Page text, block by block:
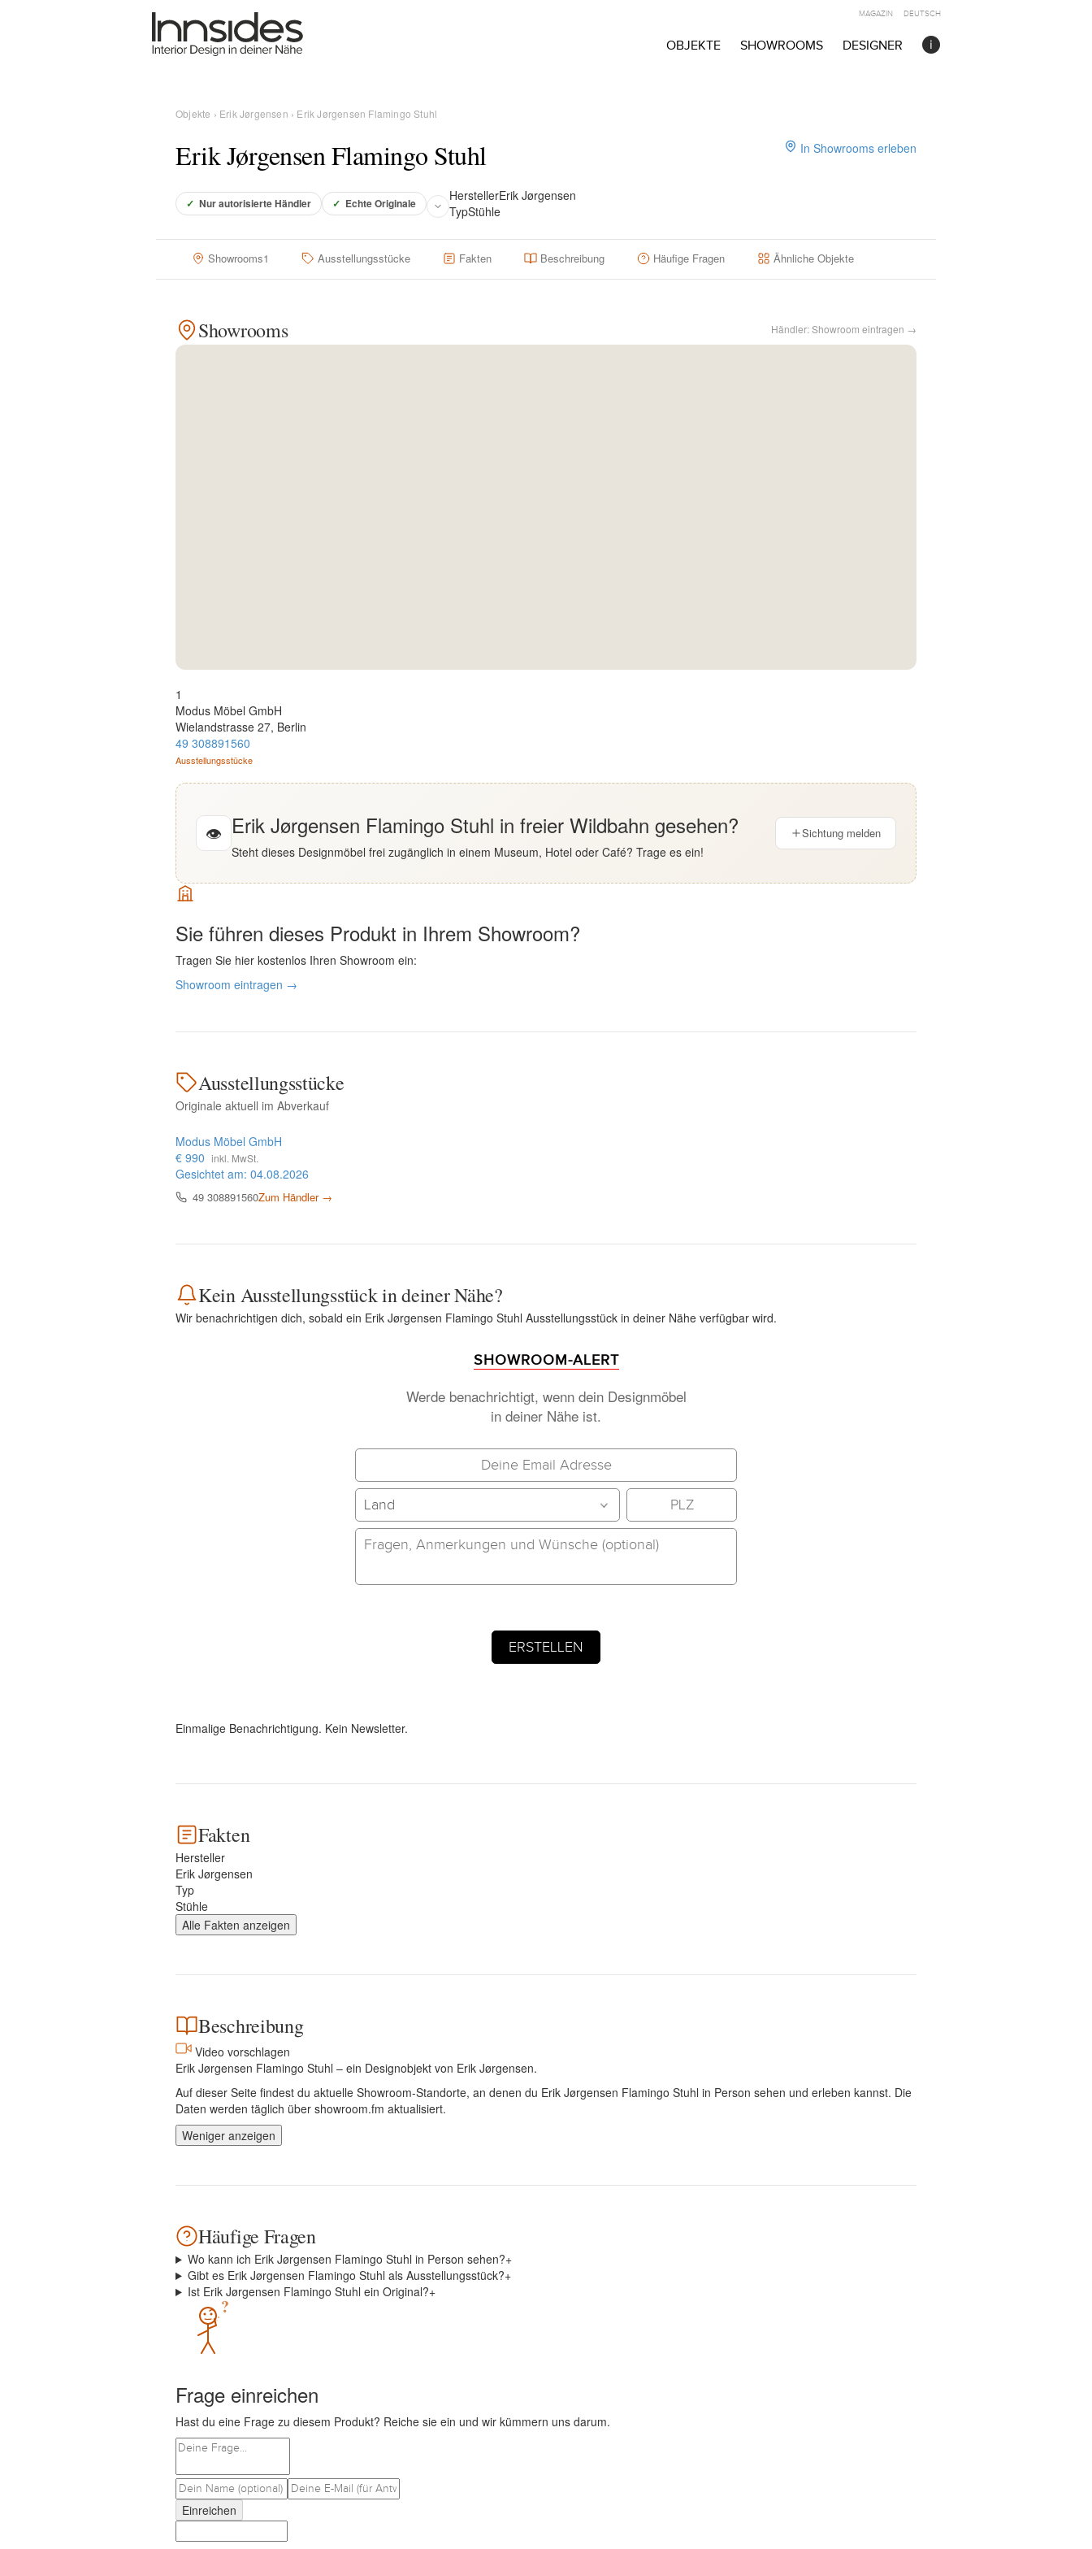
OBJEKTE SHOWROOMS DESIGNER
MAGAZIN DEUTSCH
Objekte › Erik Jørgensen › Erik Jørgensen Flamingo Stuhl
Erik Jørgensen Flamingo Stuhl In Showrooms erleben
✓ Nur autorisierte Händler ✓ Echte Originale HerstellerErik Jørgensen
TypStühle
Showrooms1 Ausstellungsstücke Fakten Beschreibung Häufige Fragen Ähnliche Objekte
Showrooms Händler: Showroom eintragen →
1
Modus Möbel GmbH
Wielandstrasse 27, Berlin
49 308891560
Ausstellungsstücke
👁 Erik Jørgensen Flamingo Stuhl in freier Wildbahn gesehen?
Steht dieses Designmöbel frei zugänglich in einem Museum, Hotel oder Café? Trage es ein!
Sichtung melden
Sie führen dieses Produkt in Ihrem Showroom?
Tragen Sie hier kostenlos Ihren Showroom ein:
Showroom eintragen →
Ausstellungsstücke
Originale aktuell im Abverkauf
Modus Möbel GmbH
€ 990 inkl. MwSt.
Gesichtet am: 04.08.2026
49 308891560Zum Händler →
Kein Ausstellungsstück in deiner Nähe?
Wir benachrichtigen dich, sobald ein Erik Jørgensen Flamingo Stuhl Ausstellungsstück in deiner Nähe verfügbar wird.
SHOWROOM-ALERT
Werde benachrichtigt, wenn dein Designmöbel
in deiner Nähe ist.
Einmalige Benachrichtigung. Kein Newsletter.
Fakten
Hersteller
Erik Jørgensen
Typ
Stühle
Alle Fakten anzeigen
Beschreibung
Video vorschlagen
Erik Jørgensen Flamingo Stuhl – ein Designobjekt von Erik Jørgensen.
Auf dieser Seite findest du aktuelle Showroom-Standorte, an denen du Erik Jørgensen Flamingo Stuhl in Person sehen und erleben kannst. Die
Daten werden täglich über showroom.fm aktualisiert.
Weniger anzeigen
Häufige Fragen
Wo kann ich Erik Jørgensen Flamingo Stuhl in Person sehen?+
Gibt es Erik Jørgensen Flamingo Stuhl als Ausstellungsstück?+
Ist Erik Jørgensen Flamingo Stuhl ein Original?+
?
Frage einreichen
Hast du eine Frage zu diesem Produkt? Reiche sie ein und wir kümmern uns darum.
Einreichen